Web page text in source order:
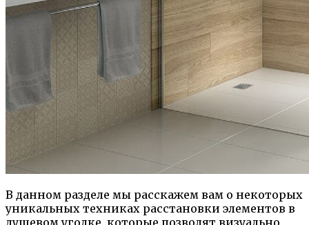
В данном разделе мы расскажем вам о некоторых
уникальных техниках расстановки элементов в